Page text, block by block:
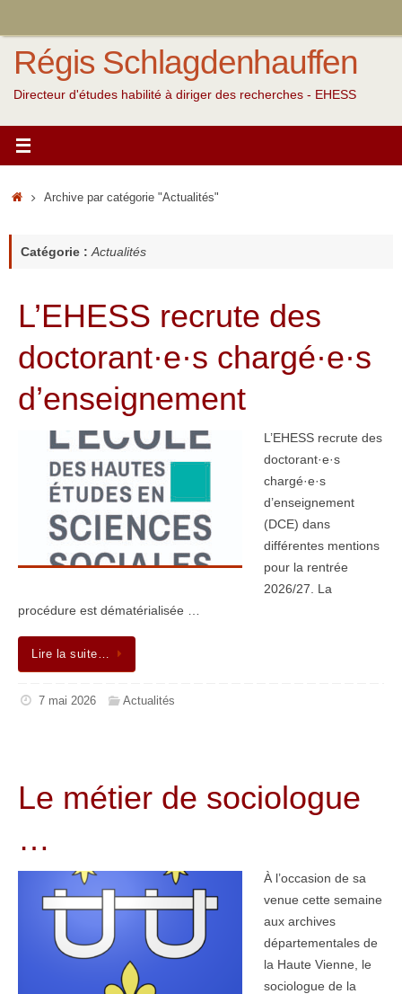
contenu
Régis Schlagdenhauffen
Directeur d'études habilité à diriger des recherches - EHESS
Accueil
Archive par catégorie "Actualités"
Catégorie : Actualités
L’EHESS recrute des
doctorant·e·s chargé·e·s
d’enseignement
L’EHESS recrute des
doctorant·e·s
chargé·e·s
d’enseignement
(DCE) dans
différentes mentions
pour la rentrée
2026/27. La
procédure est dématérialisée …
Lire la suite…
7 mai 2026 Actualités
Le métier de sociologue
…
À l’occasion de sa
venue cette semaine
aux archives
départementales de
la Haute Vienne, le
sociologue de la